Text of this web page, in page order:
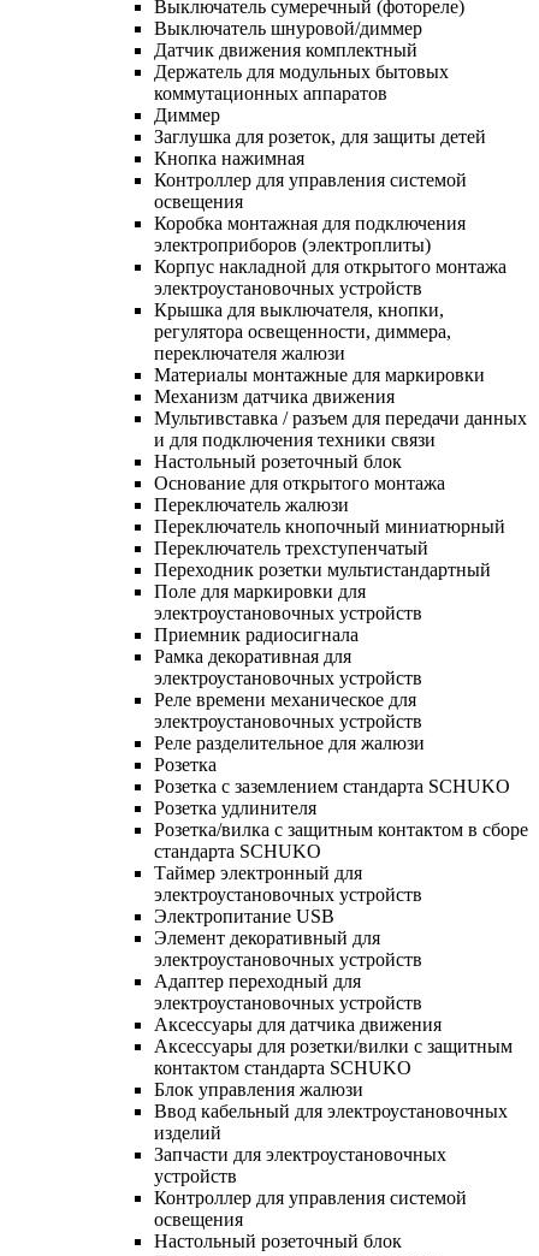
Выключатель сумеречный (фотореле)
Выключатель шнуровой/диммер
Датчик движения комплектный
Держатель для модульных бытовых
коммутационных аппаратов
Диммер
Заглушка для розеток, для защиты детей
Кнопка нажимная
Контроллер для управления системой
освещения
Коробка монтажная для подключения
электроприборов (электроплиты)
Корпус накладной для открытого монтажа
электроустановочных устройств
Крышка для выключателя, кнопки,
регулятора освещенности, диммера,
переключателя жалюзи
Материалы монтажные для маркировки
Механизм датчика движения
Мультивставка / разъем для передачи данных
и для подключения техники связи
Настольный розеточный блок
Основание для открытого монтажа
Переключатель жалюзи
Переключатель кнопочный миниатюрный
Переключатель трехступенчатый
Переходник розетки мультистандартный
Поле для маркировки для
электроустановочных устройств
Приемник радиосигнала
Рамка декоративная для
электроустановочных устройств
Реле времени механическое для
электроустановочных устройств
Реле разделительное для жалюзи
Розетка
Розетка с заземлением стандарта SCHUKO
Розетка удлинителя
Розетка/вилка с защитным контактом в сборе
стандарта SCHUKO
Таймер электронный для
электроустановочных устройств
Электропитание USB
Элемент декоративный для
электроустановочных устройств
Адаптер переходный для
электроустановочных устройств
Аксессуары для датчика движения
Аксессуары для розетки/вилки с защитным
контактом стандарта SCHUKO
Блок управления жалюзи
Ввод кабельный для электроустановочных
изделий
Запчасти для электроустановочных
устройств
Контроллер для управления системой
освещения
Настольный розеточный блок